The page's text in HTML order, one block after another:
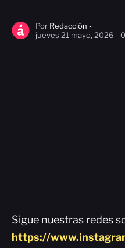
Por Redacción -
jueves 21 mayo, 2026 -
Sigue nuestras redes
https://